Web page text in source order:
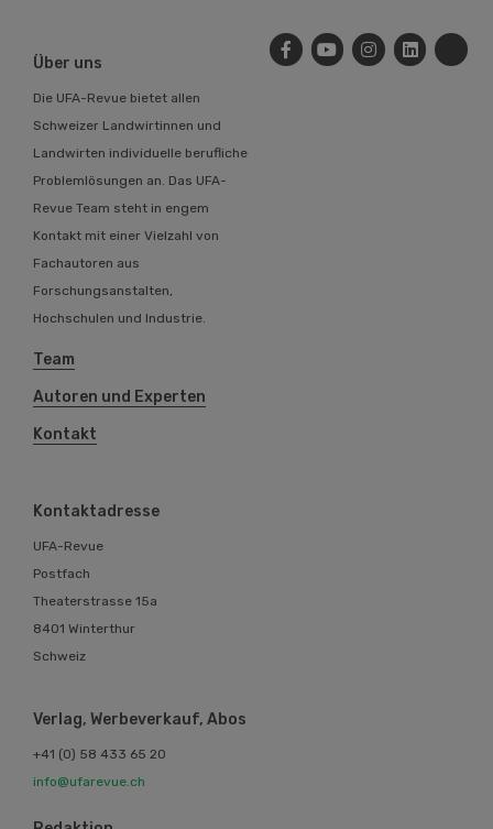
Über uns
Die UFA-Revue bietet allen
Schweizer Landwirtinnen und
Landwirten individuelle berufliche
Problemlösungen an. Das UFA-
Revue Team steht in engem
Kontakt mit einer Vielzahl von
Fachautoren aus
Forschungsanstalten,
Hochschulen und Industrie.
Team
Autoren und Experten
Kontakt
Kontaktadresse
UFA-Revue
Postfach
Theaterstrasse 15a
8401 Winterthur
Schweiz
Verlag, Werbeverkauf, Abos
+41 (0) 58 433 65 20
info@ufarevue.ch